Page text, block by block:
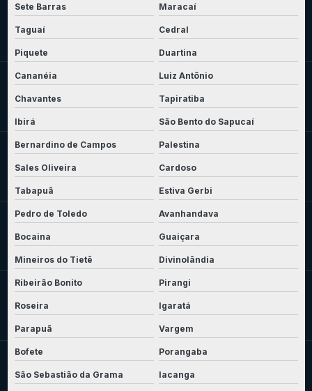
Sete Barras Maracaí
Taguaí Cedral
Piquete Duartina
Cananéia Luiz Antônio
Chavantes Tapiratiba
Ibirá São Bento do Sapucaí
Bernardino de Campos Palestina
Sales Oliveira Cardoso
Tabapuã Estiva Gerbi
Pedro de Toledo Avanhandava
Bocaina Guaiçara
Mineiros do Tietê Divinolândia
Ribeirão Bonito Pirangi
Roseira Igaratá
Parapuã Vargem
Bofete Porangaba
São Sebastião da Grama Iacanga